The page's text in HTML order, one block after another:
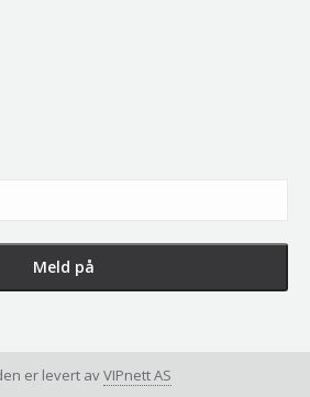
er levert avVIPnett AS